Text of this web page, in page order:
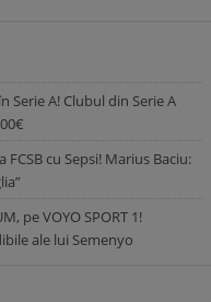
Serie A! Clubul din Serie A
cu Sepsi! Marius Baciu:
pe VOYO SPORT 1!
ale lui Semenyo